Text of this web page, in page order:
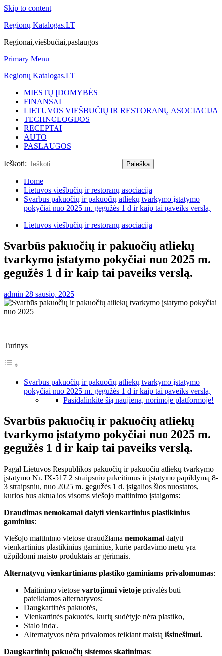
Skip to content
Regionų Katalogas.LT
Regionai,viešbučiai,paslaugos
Primary Menu
Regionų Katalogas.LT
MIESTŲ ĮDOMYBĖS
FINANSAI
LIETUVOS VIEŠBUČIŲ IR RESTORANŲ ASOCIACIJA
TECHNOLOGIJOS
RECEPTAI
AUTO
PASLAUGOS
Ieškoti:
Home
Lietuvos viešbučių ir restoranų asociacija
Svarbūs pakuočių ir pakuočių atliekų tvarkymo įstatymo
pokyčiai nuo 2025 m. gegužės 1 d ir kaip tai paveiks verslą.
Lietuvos viešbučių ir restoranų asociacija
Svarbūs pakuočių ir pakuočių atliekų
tvarkymo įstatymo pokyčiai nuo 2025 m.
gegužės 1 d ir kaip tai paveiks verslą.
admin 28 sausio, 2025
Turinys
Svarbūs pakuočių ir pakuočių atliekų tvarkymo įstatymo
pokyčiai nuo 2025 m. gegužės 1 d ir kaip tai paveiks verslą.
Pasidalinkite šią naujieną, norimoje platformoje!
Svarbūs pakuočių ir pakuočių atliekų
tvarkymo įstatymo pokyčiai nuo 2025 m.
gegužės 1 d ir kaip tai paveiks verslą.
Pagal Lietuvos Respublikos pakuočių ir pakuočių atliekų tvarkymo
įstatymo Nr. IX-517 2 straipsnio pakeitimus ir įstatymo papildymą 8-
3 straipsniu, nuo 2025 m. gegužės 1 d. įsigalios šios nuostatos,
kurios bus aktualios visoms viešojo maitinimo įstaigoms:
Draudimas nemokamai dalyti vienkartinius plastikinius
gaminius:
Viešojo maitinimo vietose draudžiama nemokamai dalyti
vienkartinius plastikinius gaminius, kurie pardavimo metu yra
užpildomi maisto produktais ar gėrimais.
Alternatyvų vienkartiniams plastiko gaminiams privalomumas:
Maitinimo vietose vartojimui vietoje privalės būti
pateikiamos alternatyvos:
Daugkartinės pakuotės,
Vienkartinės pakuotės, kurių sudėtyje nėra plastiko,
Stalo indai.
Alternatyvos nėra privalomos teikiant maistą išsinešimui.
Daugkartinių pakuočių sistemos skatinimas: